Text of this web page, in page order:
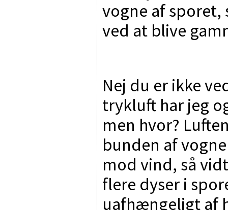
vogne af sporet,
ved at blive
Nej du er ikke
trykluft har jeg
men hvor?
bunden af
mod vind, så
flere dyser i
uafhængeligt af